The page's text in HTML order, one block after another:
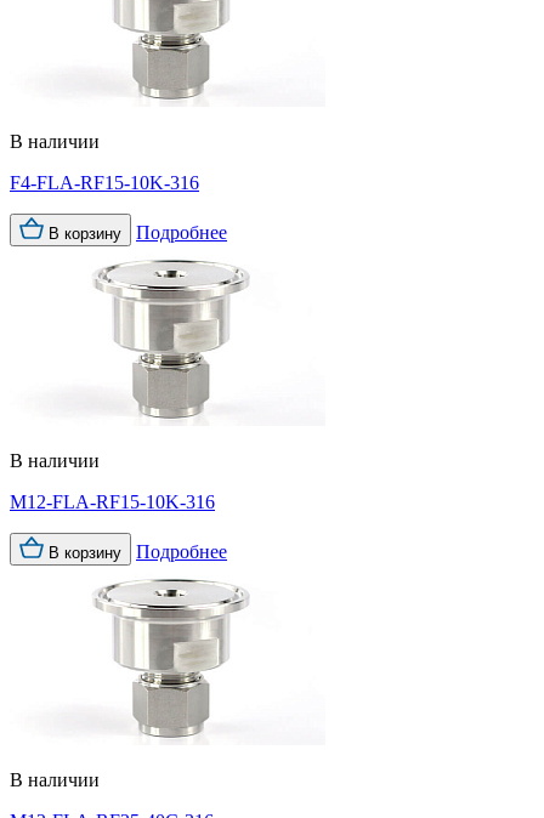
В наличии
F4-FLA-RF15-10K-316
В корзину Подробнее
В наличии
M12-FLA-RF15-10K-316
В корзину Подробнее
В наличии